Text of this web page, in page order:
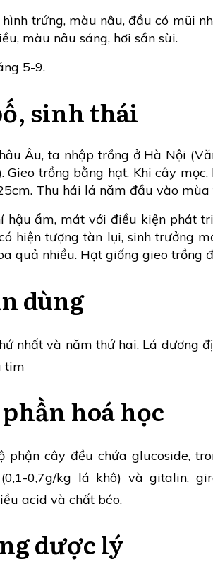
hình trứng, màu nâu, đầu có mũi
màu nâu sáng, hơi sần sùi.
5-9.
sinh thái
Âu, ta nhập trồng ở Hà Nội
Gieo trồng bằng hạt. Khi cây
Thu hái lá năm đầu vào mùa
hậu ẩm, mát với điều kiện phát
hiện tượng tàn lụi, sinh trưởng
quả nhiều. Hạt giống gieo trồng
dùng
nhất và năm thứ hai. Lá dương
tim
hoá học
phận cây đều chứa glucoside,
0,7g/kg lá khô) và gitalin,
acid và chất béo.
dược lý